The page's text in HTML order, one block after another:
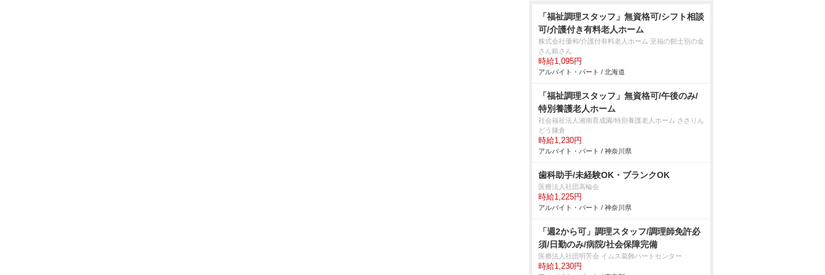
「福祉調理スタッフ」無資格可/シフト相談
可/介護付き有料老人ホーム
株式会社優和/介護付有料老人ホーム 至福の館士別の金
さん銀さん
時給1,095円
アルバイト・パート / 北海道
「福祉調理スタッフ」無資格可/午後のみ/
特別養護老人ホーム
社会福祉法人湘南育成園/特別養護老人ホーム ささりん
どう鎌倉
時給1,230円
アルバイト・パート / 神奈川県
歯科助手/未経験OK・ブランクOK
医療法人社団高輪会
時給1,225円
アルバイト・パート / 神奈川県
「週2から可」調理スタッフ/調理師免許必
須/日勤のみ/病院/社会保障完備
医療法人社団明芳会 イムス葛飾ハートセンター
時給1,230円